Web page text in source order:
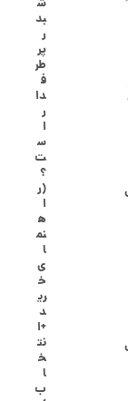
ش
بد
ر
پر
طر
ف
دا
ر
ا
س
ت
؟
(ر
ا
ه
نم
ا
ی
خ
ری
د
+ا
نت
خ
ا
ب
ن
ش
ت
ر
ط
ز
ک
ا
ل
ک
ش
ی
ن
ی
م
ا
ل
ر
2
6
1
2
6
,
0
0
0
ت
و
م
ا